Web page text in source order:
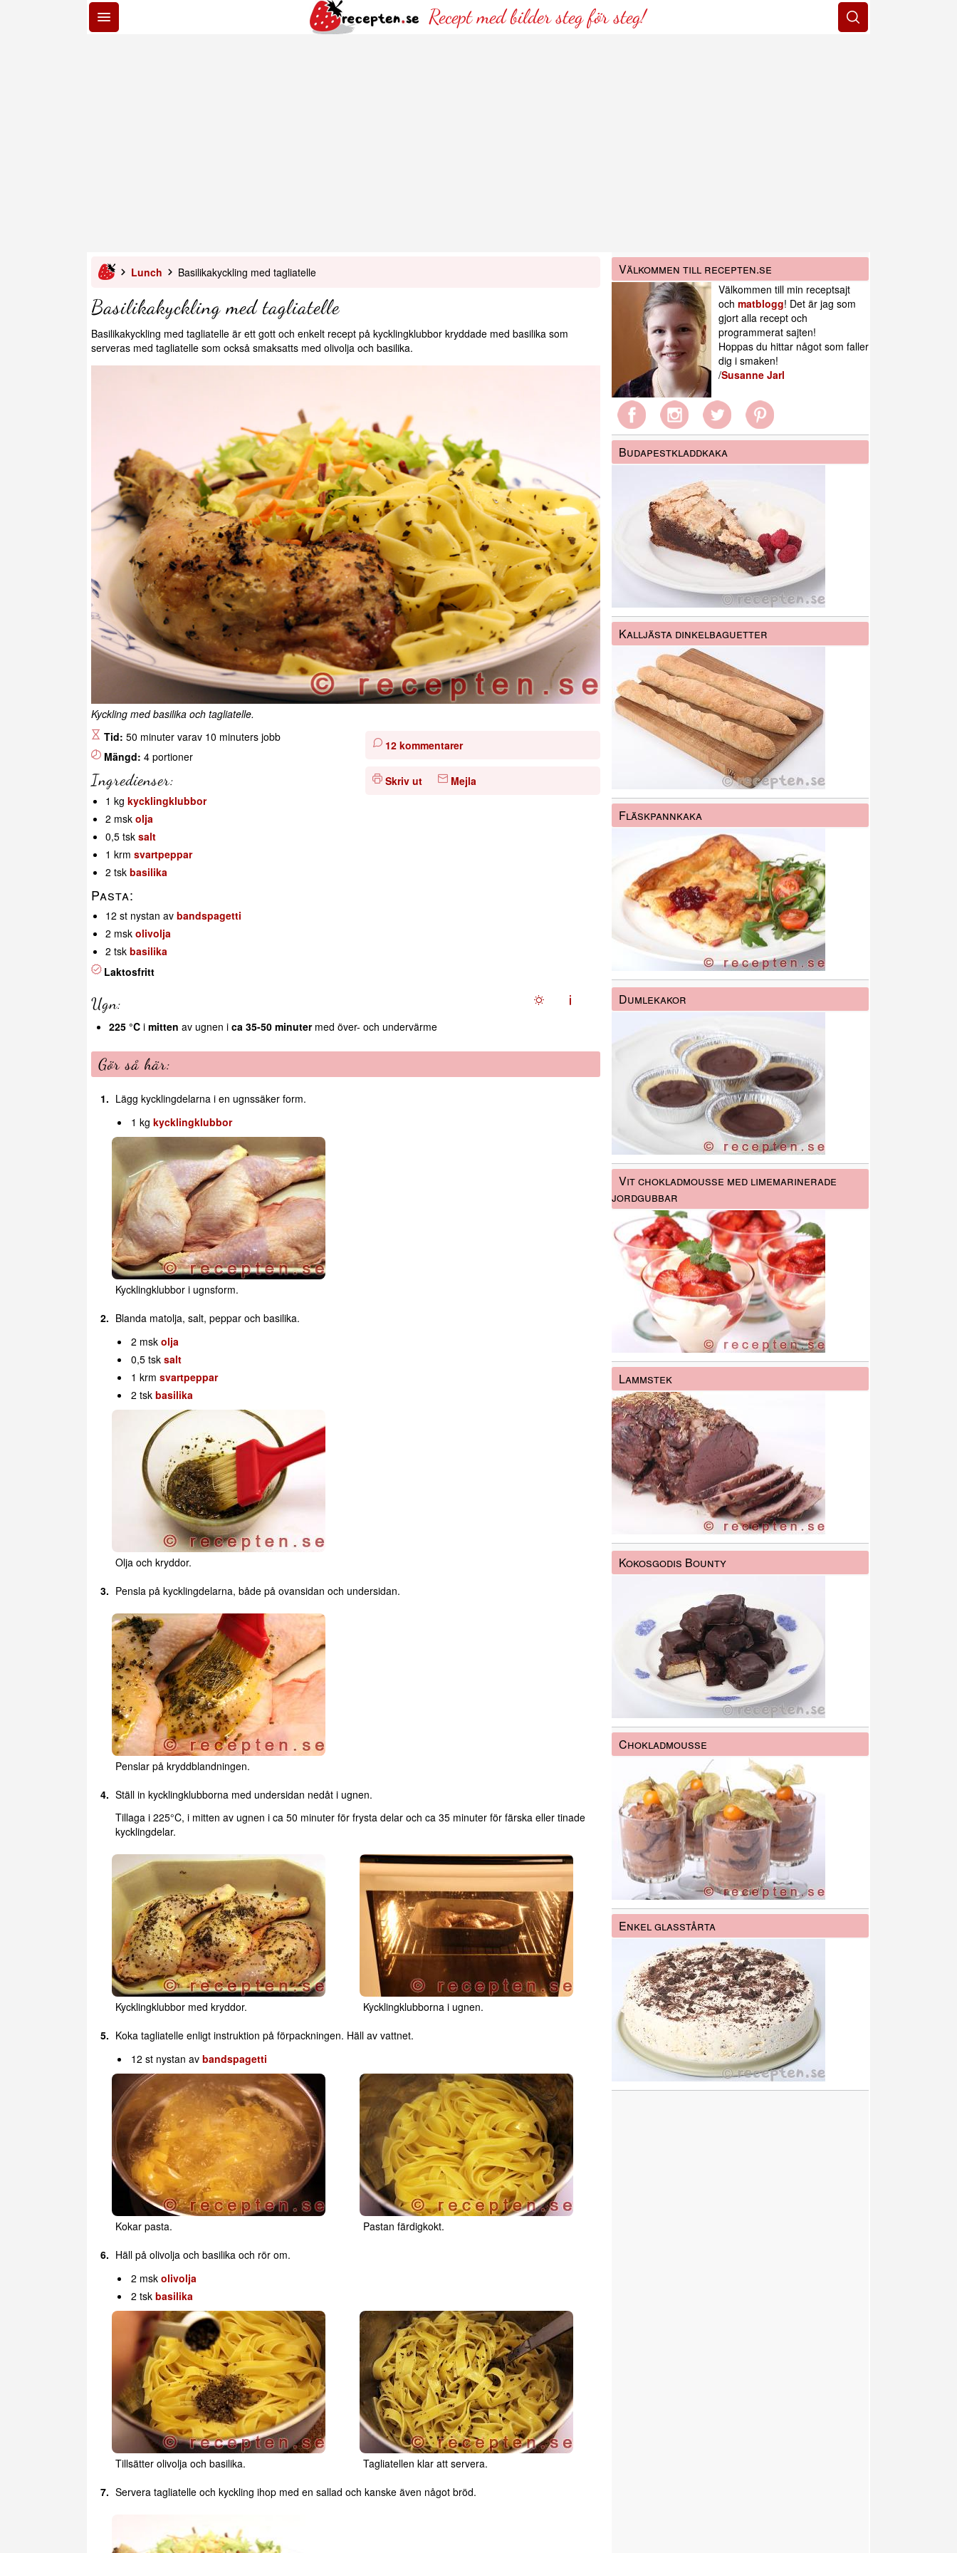
Recept med bilder steg för steg!
Lunch Basilikakyckling med tagliatelle
Basilikakyckling med tagliatelle
Basilikakyckling med tagliatelle är ett gott och enkelt recept på kycklingklubbor kryddade med basilika som
serveras med tagliatelle som också smaksatts med olivolja och basilika.
Kyckling med basilika och tagliatelle.
12 kommentarer
Skriv ut Mejla
Tid: 50 minuter varav 10 minuters jobb
Mängd: 4 portioner
Ingredienser:
1 kg kycklingklubbor
2 msk olja
0,5 tsk salt
1 krm svartpeppar
2 tsk basilika
Pasta:
12 st nystan av bandspagetti
2 msk olivolja
2 tsk basilika
Laktosfritt
Ugn:
225 °C i mitten av ugnen i ca 35-50 minutermed över- och undervärme
Gör så här:
Lägg kycklingdelarna i en ugnssäker form.
1 kgkycklingklubbor
Kycklingklubbor i ugnsform.
Blanda matolja, salt, peppar och basilika.
2 mskolja
0,5 tsksalt
1 krmsvartpeppar
2 tskbasilika
Olja och kryddor.
Pensla på kycklingdelarna, både på ovansidan och undersidan.
Penslar på kryddblandningen.
Ställ in kycklingklubborna med undersidan nedåt i ugnen.
Tillaga i 225°C, i mitten av ugnen i ca 50 minuter för frysta delar och ca 35 minuter för färska eller tinade
kycklingdelar.
Kycklingklubbor med kryddor.
Kycklingklubborna i ugnen.
Koka tagliatelle enligt instruktion på förpackningen. Häll av vattnet.
12 st nystan avbandspagetti
Kokar pasta.
Pastan färdigkokt.
Häll på olivolja och basilika och rör om.
2 mskolivolja
2 tskbasilika
Tillsätter olivolja och basilika.
Tagliatellen klar att servera.
Servera tagliatelle och kyckling ihop med en sallad och kanske även något bröd.
Välkommen till recepten.se
Välkommen till min receptsajt
och matblogg! Det är jag som
gjort alla recept och
programmerat sajten!
Hoppas du hittar något som faller
dig i smaken!
/Susanne Jarl
Budapestkladdkaka
Kalljästa dinkelbaguetter
Fläskpannkaka
Dumlekakor
Vit chokladmousse med limemarinerade
jordgubbar
Lammstek
Kokosgodis Bounty
Chokladmousse
Enkel glasstårta